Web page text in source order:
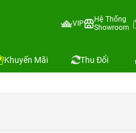
VIP
Hệ Thống
Showroom
Khuyến Mãi Thu Đổi